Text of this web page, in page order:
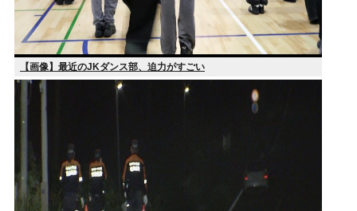
【画像】最近のJKダンス部、迫力がすごい